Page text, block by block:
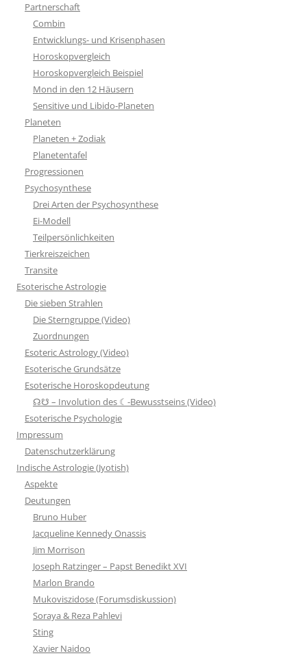
Partnerschaft
Combin
Entwicklungs- und Krisenphasen
Horoskopvergleich
Horoskopvergleich Beispiel
Mond in den 12 Häusern
Sensitive und Libido-Planeten
Planeten
Planeten + Zodiak
Planetentafel
Progressionen
Psychosynthese
Drei Arten der Psychosynthese
Ei-Modell
Teilpersönlichkeiten
Tierkreiszeichen
Transite
Esoterische Astrologie
Die sieben Strahlen
Die Sterngruppe (Video)
Zuordnungen
Esoteric Astrology (Video)
Esoterische Grundsätze
Esoterische Horoskopdeutung
☊☋ – Involution des ☾-Bewusstseins (Video)
Esoterische Psychologie
Impressum
Datenschutzerklärung
Indische Astrologie (Jyotish)
Aspekte
Deutungen
Bruno Huber
Jacqueline Kennedy Onassis
Jim Morrison
Joseph Ratzinger – Papst Benedikt XVI
Marlon Brando
Mukoviszidose (Forumsdiskussion)
Soraya & Reza Pahlevi
Sting
Xavier Naidoo